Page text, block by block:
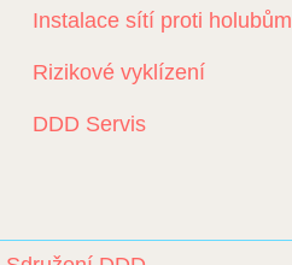
Instalace sítí proti holubům
Rizikové vyklízení
DDD Servis